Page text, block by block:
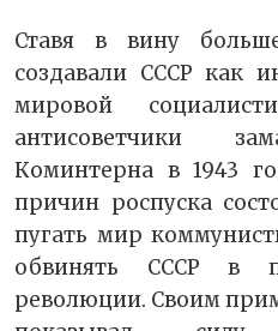
Ставя в вину
создавали СССР как
мировой
антисоветчики
Коминтерна в 1943
причин роспуска
пугать мир
обвинять СССР в
революции. Своим